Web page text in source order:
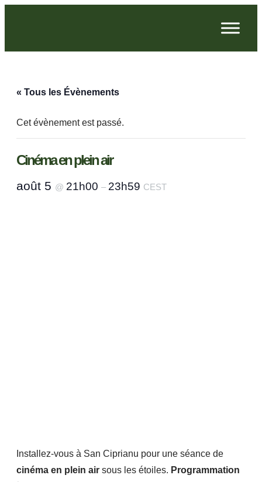
« Tous les Évènements
Cet évènement est passé.
Cinéma en plein air
août 5 @ 21h00 – 23h59 CEST
Installez-vous à San Ciprianu pour une séance de
cinéma en plein air sous les étoiles. Programmation